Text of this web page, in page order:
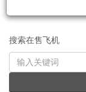
搜索在售飞机
KEYWORD